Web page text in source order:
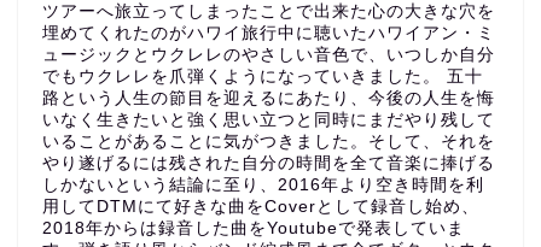
ツアーへ旅立ってしまったことで出来た心の大きな穴を
埋めてくれたのがハワイ旅行中に聴いたハワイアン・ミ
ュージックとウクレレのやさしい音色で、いつしか自分
でもウクレレを爪弾くようになっていきました。 五十
路という人生の節目を迎えるにあたり、今後の人生を悔
いなく生きたいと強く思い立つと同時にまだやり残して
いることがあることに気がつきました。そして、それを
やり遂げるには残された自分の時間を全て音楽に捧げる
しかないという結論に至り、2016年より空き時間を利
用してDTMにて好きな曲をCoverとして録音し始め、
2018年からは録音した曲をYoutubeで発表していま